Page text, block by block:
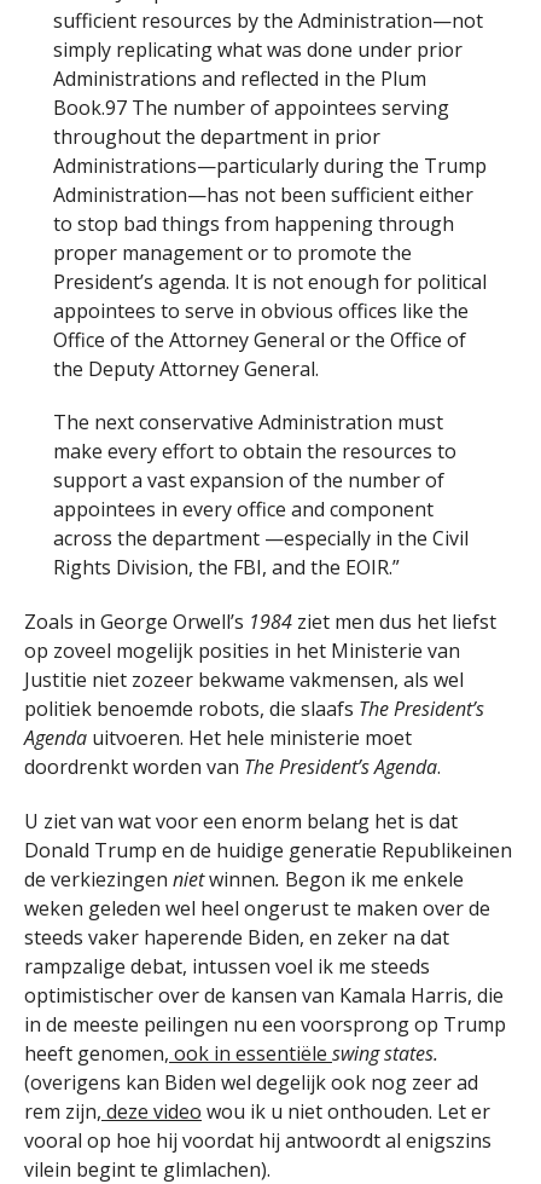
sufficient resources by the Administration—not
simply replicating what was done under prior
Administrations and reflected in the Plum
Book.97 The number of appointees serving
throughout the department in prior
Administrations—particularly during the Trump
Administration—has not been sufficient either
to stop bad things from happening through
proper management or to promote the
President’s agenda. It is not enough for political
appointees to serve in obvious offices like the
Office of the Attorney General or the Office of
the Deputy Attorney General.
The next conservative Administration must
make every effort to obtain the resources to
support a vast expansion of the number of
appointees in every office and component
across the department —especially in the Civil
Rights Division, the FBI, and the EOIR.”
Zoals in George Orwell’s 1984 ziet men dus het liefst
op zoveel mogelijk posities in het Ministerie van
Justitie niet zozeer bekwame vakmensen, als wel
politiek benoemde robots, die slaafs The President’s
Agenda uitvoeren. Het hele ministerie moet
doordrenkt worden van The President’s Agenda.
U ziet van wat voor een enorm belang het is dat
Donald Trump en de huidige generatie Republikeinen
de verkiezingen nietwinnen. Begon ik me enkele
weken geleden wel heel ongerust te maken over de
steeds vaker haperende Biden, en zeker na dat
rampzalige debat, intussen voel ik me steeds
optimistischer over de kansen van Kamala Harris, die
in de meeste peilingen nu een voorsprong op Trump
heeft genomen, ook in essentiële swing states.
(overigens kan Biden wel degelijk ook nog zeer ad
rem zijn, deze video wou ik u niet onthouden. Let er
vooral op hoe hij voordat hij antwoordt al enigszins
vilein begint te glimlachen).